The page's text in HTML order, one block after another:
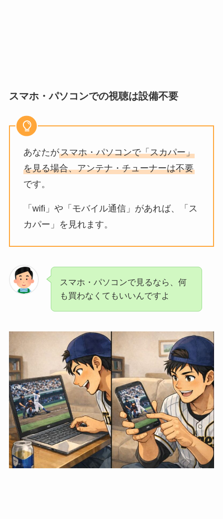
スマホ・パソコンでの視聴は設備不要
あなたがスマホ・パソコンで「スカパー」
を見る場合、アンテナ・チューナーは不要
です。
「wifi」や「モバイル通信」があれば、「ス
カパー」を見れます。
スマホ・パソコンで見るなら、何
も買わなくてもいいんですよ